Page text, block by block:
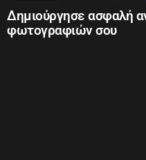
Δημιούργησε ασφαλή
φωτογραφιών σου